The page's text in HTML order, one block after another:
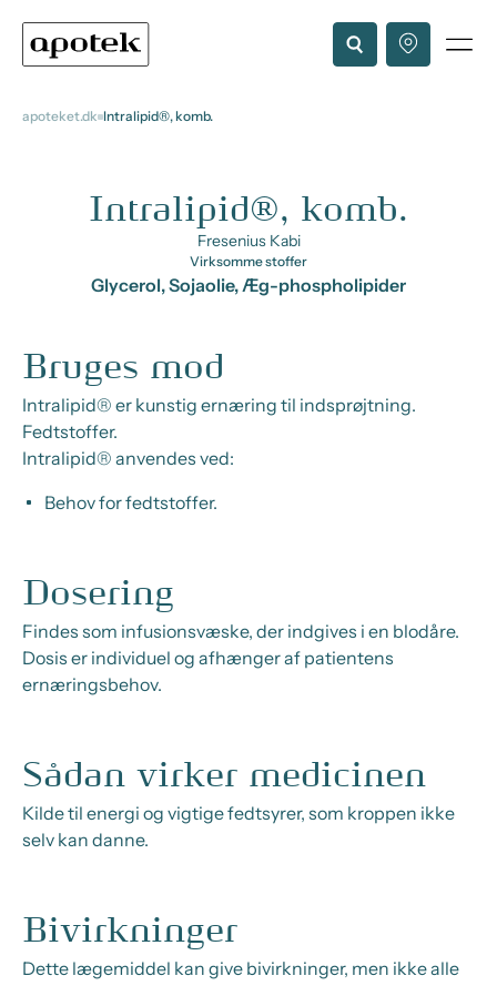
apoteket.dk Intralipid®, komb.
Intralipid®, komb.
Fresenius Kabi
Virksomme stoffer
Glycerol, Sojaolie, Æg-phospholipider
Bruges mod
Intralipid® er kunstig ernæring til indsprøjtning.
Fedtstoffer.
Intralipid® anvendes ved:
Behov for fedtstoffer.
Dosering
Findes som infusionsvæske, der indgives i en blodåre.
Dosis er individuel og afhænger af patientens
ernæringsbehov.
Sådan virker medicinen
Kilde til energi og vigtige fedtsyrer, som kroppen ikke
selv kan danne.
Bivirkninger
Dette lægemiddel kan give bivirkninger, men ikke alle